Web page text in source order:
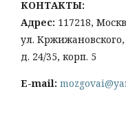
КОНТАКТЫ:
Адрес: 117218,
ул. Кржижановского,
д. 24/35, корп. 5
E-mail: